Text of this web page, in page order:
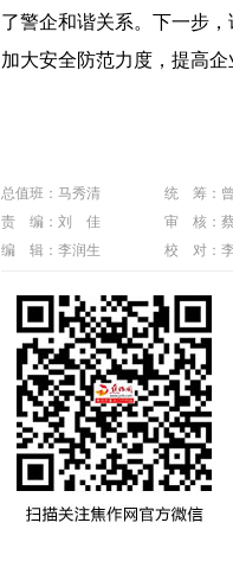
了警企和谐关系。下一步
加大安全防范力度，提高
总值班：马秀清
统 筹：
责 编：刘 佳
审 核：
编 辑：李润生
校 对：